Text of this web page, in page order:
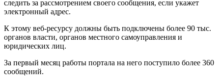
следить за рассмотрением своего сообщения, если укажет
электронный адрес.
К этому веб-ресурсу должны быть подключены более 90 тыс.
органов власти, органов местного самоуправления и
юридических лиц.
За первый месяц работы портала на него поступило более 360
сообщений.